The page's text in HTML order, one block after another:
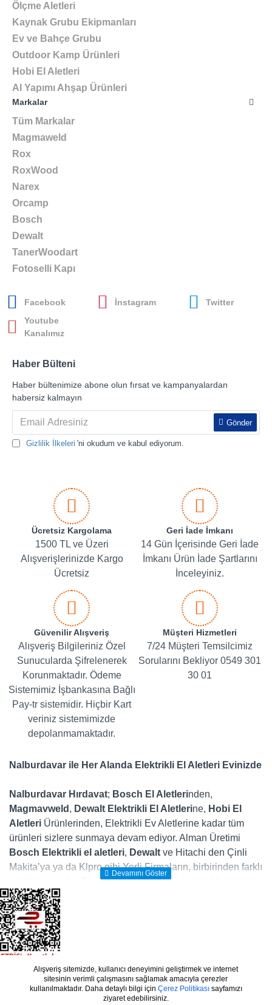
www.nalburdavar.com masaüstünüze web push
bildirimleri göndermesine izin verin.
Ölçme Aletleri
Kaynak Grubu Ekipmanları
Ev ve Bahçe Grubu
Outdoor Kamp Ürünleri
Hobi El Aletleri
Al Yapımı Ahşap Ürünleri
Markalar
Tüm Markalar
Magmaweld
Rox
RoxWood
Narex
Orcamp
Bosch
Dewalt
TanerWoodart
Fotoselli Kapı
Facebook İnstagram
Twitter
Youtube
Kanalımız
Haber Bülteni
Haber bültenimize abone olun fırsat ve kampanyalardan
habersiz kalmayın
Gönder
Gizlilik İlkeleri 'ni okudum ve kabul ediyorum.
Ücretsiz Kargolama
1500 TL ve Üzeri
Alışverişlerinizde Kargo
Ücretsiz
Geri İade İmkanı
14 Gün İçerisinde Geri İade
İmkanı Ürün İade Şartlarını
İnceleyiniz.
Güvenilir Alışveriş
Alışveriş Bilgileriniz Özel
Sunucularda Şifrelenerek
Korunmaktadır. Ödeme
Sistemimiz İşbankasına Bağlı
Pay-tr sistemidir. Hiçbir Kart
veriniz sistemimizde
depolanmamaktadır.
Müşteri Hizmetleri
7/24 Müşteri Temsilcimiz
Sorularını Bekliyor 0549 301
30 01
Nalburdavar ile Her Alanda Elektrikli El Aletleri Evinizde
Nalburdavar Hırdavat; Bosch El Aletlerinden,
Magmavweld , Dewalt Elektrikli El Aletlerine, Hobi El
Aletleri Ürünlerinden, Elektrikli Ev Aletlerine kadar tüm
ürünleri sizlere sunmaya devam ediyor. Alman Üretimi
Bosch Elektrikli el aletleri, Dewalt ve Hitachi den Çinli
Makita’ya ya da Klpro gibi Yerli Firmaların, birbirinden farklı
özelliklere sahip Elektrikli Matkap ve Elektrikli diğer
makinalarını, evdeki en büyük yardımcılarınız olan elektrikli
ev aletlerini ve gücünüze güç katacak diğer tüm
Makinaları ister mağazamızdan isterseniz nalburdavar.com
online satış sitesinde yakından inceleyerek kolayca satın
alabilirsiniz. Ayrıca dünyanın önde gelen firmalarının
üretmiş olduğunu elektrikli el aletleri, mekanik el aletleri,
Hobi ürünleri el aletleri de nalburdavar.com da! Ne yapıyor
olursanız olun elinizden düşürmek istemeyeceğiniz bu
Copyright © 2019 - Tasarım: OpencartVip
Alışveriş sitemizde, kullanıcı deneyimini geliştirmek ve internet
sitesinin verimli çalışmasını sağlamak amacıyla çerezler
kullanılmaktadır. Daha detaylı bilgi için Çerez Politikasısayfamızı
ziyaret edebilirsiniz.